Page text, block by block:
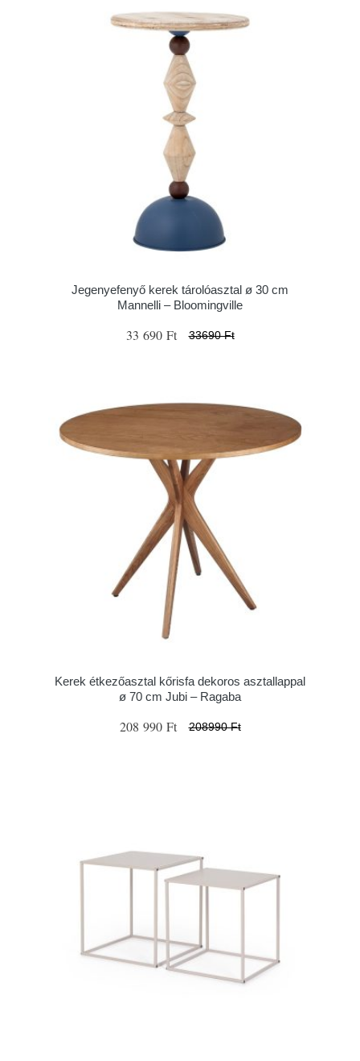
Jegenyefenyő kerek tárolóasztal ø 30 cm
Mannelli – Bloomingville
33 690 Ft 33690 Ft
Kerek étkezőasztal kőrisfa dekoros asztallappal
ø 70 cm Jubi – Ragaba
208 990 Ft 208990 Ft